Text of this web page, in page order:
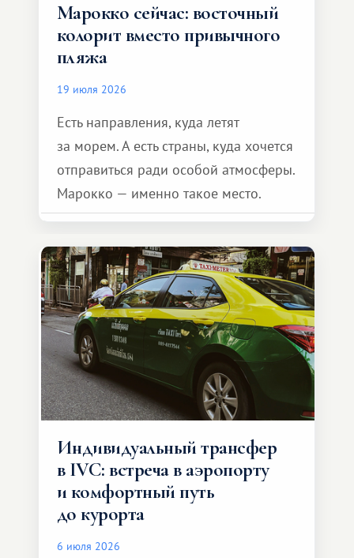
Марокко сейчас: восточный
колорит вместо привычного
пляжа
19 июля 2026
Есть направления, куда летят
за морем. А есть страны, куда хочется
отправиться ради особой атмосферы.
Марокко — именно такое место.
Индивидуальный трансфер
в IVC: встреча в аэропорту
и комфортный путь
до курорта
6 июля 2026